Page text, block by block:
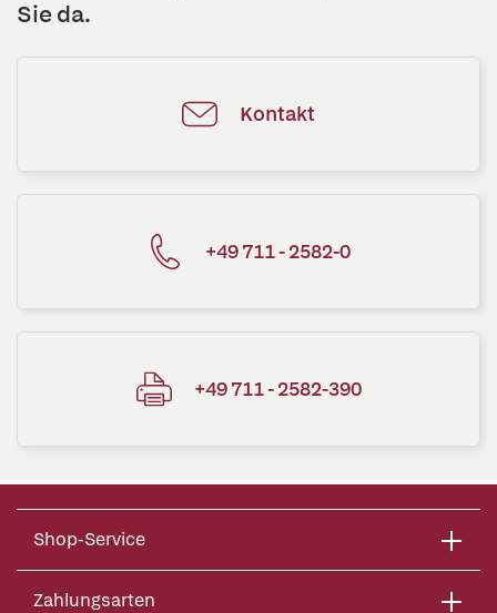
Sie da.
Kontakt
+49 711 - 2582-0
+49 711 - 2582-390
Shop-Service
Zahlungsarten